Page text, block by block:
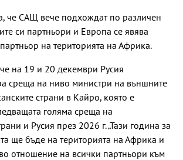
че САЩ вече подхождат по различен
си партньори и Европа се явява
на територията на Африка.
на 19 и 20 декември Русия
среща на ниво министри на външните
страни в Кайро, която е
голяма среща на
и Русия през 2026 г. „Тази година за
ще бъде на територията на Африка и
отношение на всички партньори към